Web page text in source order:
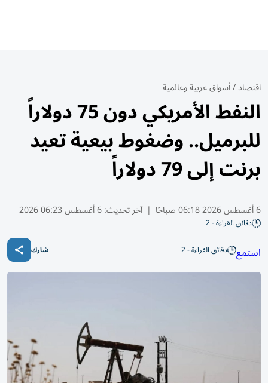
اقتصاد/أسواق عربية وعالمية
النفط الأمريكي دون 75 دولاراً
للبرميل.. وضغوط بيعية تعيد
برنت إلى 79 دولاراً
6 أغسطس 2026 06:18 صباحًا | آخر تحديث:6 أغسطس 06:23 2026
دقائق القراءة - 2
استمع دقائق القراءة - 2 شارك